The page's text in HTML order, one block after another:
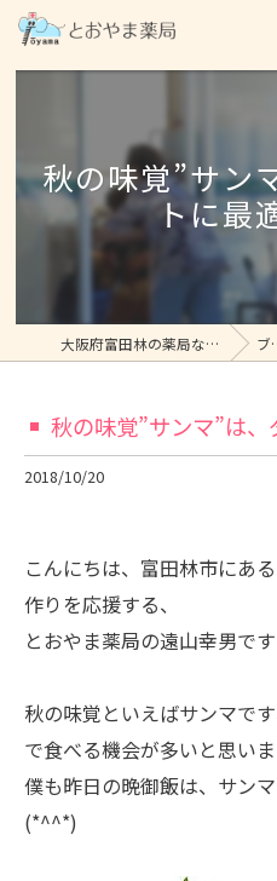
秋の味覚”サン
トに最
大阪府富田林の薬局ならとおやま薬局 ブログ
秋の味覚”サンマ”は、
2018/10/20
こんにちは、富田林市にあ
作りを応援する、
とおやま薬局の遠山幸男です
秋の味覚といえばサンマで
で食べる機会が多いと思いま
僕も昨日の晩御飯は、サン
(*^^*)